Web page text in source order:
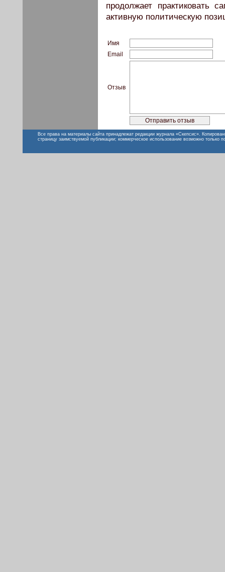
продолжает практиковать
активную политическую
Имя
Email
Отзыв
Все права на материалы сайта принадлежат редакции журнала «Скепсис».
страницу заимствуемой публикации; коммерческое использование возможно только